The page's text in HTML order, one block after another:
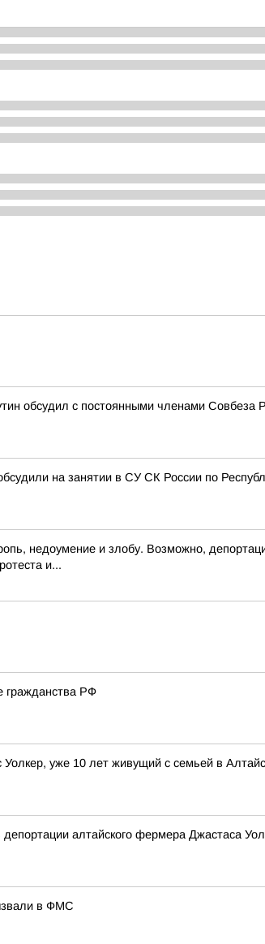
обсудил с постоянными членами Совбеза
на занятии в СУ СК России по
недоумение и злобу. Возможно,
и...
гражданства РФ
уже 10 лет живущий с семьей в
алтайского фермера Джастаса
в ФМС